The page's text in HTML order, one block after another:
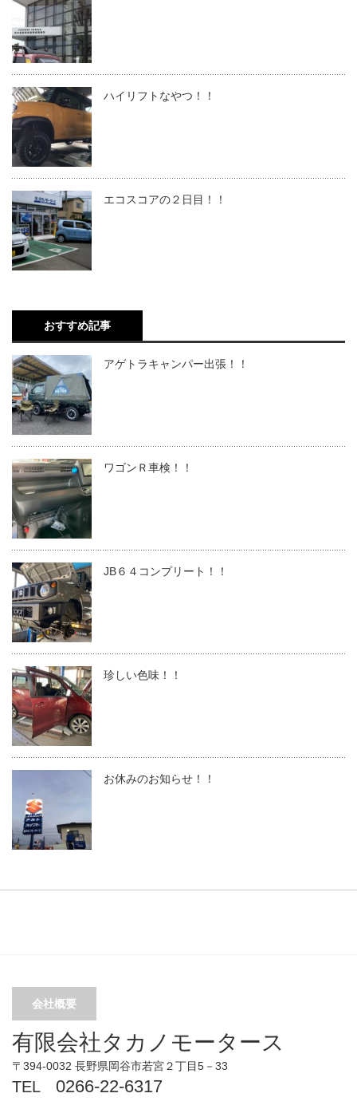
ハイリフトなやつ！！
エコスコアの２日目！！
おすすめ記事
アゲトラキャンパー出張！！
ワゴンＲ車検！！
JB６４コンプリート！！
珍しい色味！！
お休みのお知らせ！！
会社概要
有限会社タカノモータース
〒394-0032 長野県岡谷市若宮２丁目5－33
TEL 0266-22-6317